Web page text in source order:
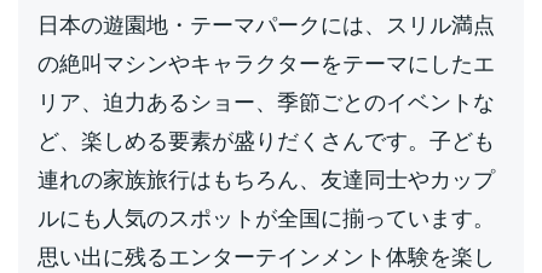
日本の遊園地・テーマパークには、スリル満点
の絶叫マシンやキャラクターをテーマにしたエ
リア、迫力あるショー、季節ごとのイベントな
ど、楽しめる要素が盛りだくさんです。子ども
連れの家族旅行はもちろん、友達同士やカップ
ルにも人気のスポットが全国に揃っています。
思い出に残るエンターテインメント体験を楽し